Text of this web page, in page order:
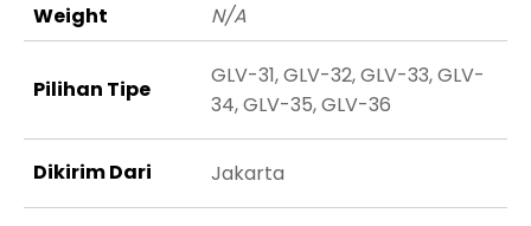
Weight N/A
Pilihan Tipe
GLV-31, GLV-32, GLV-33, GLV-
34, GLV-35, GLV-36
Dikirim Dari Jakarta